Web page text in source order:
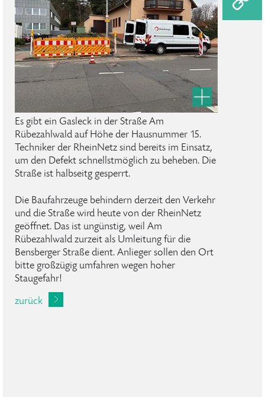
Es gibt ein Gasleck in der Straße Am
Rübezahlwald auf Höhe der Hausnummer 15.
Techniker der RheinNetz sind bereits im Einsatz,
um den Defekt schnellstmöglich zu beheben. Die
Straße ist halbseitg gesperrt.
Die Baufahrzeuge behindern derzeit den Verkehr
und die Straße wird heute von der RheinNetz
geöffnet. Das ist ungünstig, weil Am
Rübezahlwald zurzeit als Umleitung für die
Bensberger Straße dient. Anlieger sollen den Ort
bitte großzügig umfahren wegen hoher
Staugefahr!
zurück